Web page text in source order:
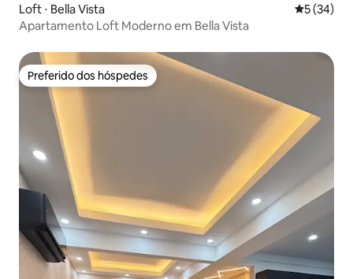
Loft ⋅ Bella Vista 5 de uma
5 (34)
Apartamento Loft Moderno em Bella Vista
Preferido dos hóspedes
Preferido dos hóspedes